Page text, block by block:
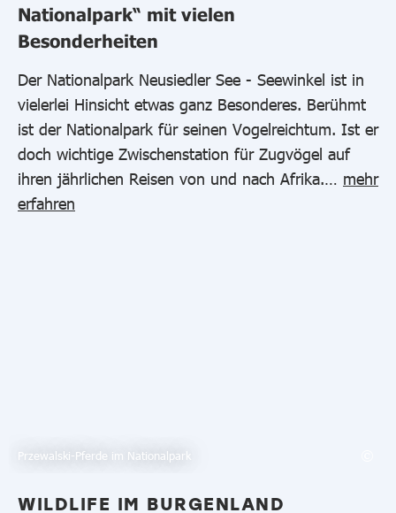
Nationalpark“ mit vielen
Besonderheiten
Der Nationalpark Neusiedler See - Seewinkel ist in
vielerlei Hinsicht etwas ganz Besonderes. Berühmt
ist der Nationalpark für seinen Vogelreichtum. Ist er
doch wichtige Zwischenstation für Zugvögel auf
ihren jährlichen Reisen von und nach Afrika.… mehr
erfahren
Przewalski-Pferde im Nationalpark
WILDLIFE IM BURGENLAND